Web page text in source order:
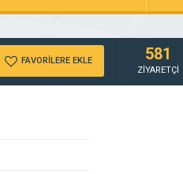
FAVORİLERE EKLE 581
ZİYARETÇİ